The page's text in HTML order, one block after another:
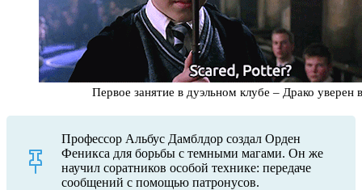
Первое занятие в дуэльном клубе – Драко уверен
Профессор Альбус Дамблдор создал Орден
Феникса для борьбы с темными магами. Он же
научил соратников особой технике: передаче
сообщений с помощью патронусов.